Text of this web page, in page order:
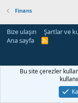
Finans
Bize ulaşın Şartlar ve
Ana sayfa
R
Bu site çerezler